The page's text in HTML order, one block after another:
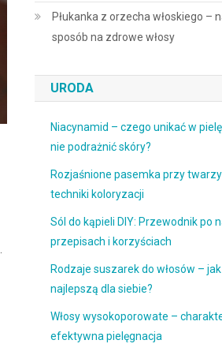
Płukanka z orzecha włoskiego –
sposób na zdrowe włosy
URODA
Niacynamid – czego unikać w
nie podrażnić skóry?
Rozjaśnione pasemka przy
techniki koloryzacji
Sól do kąpieli DIY: Przewodnik po
przepisach i korzyściach
Rodzaje suszarek do włosów –
najlepszą dla siebie?
Włosy wysokoporowate –
efektywna pielęgnacja